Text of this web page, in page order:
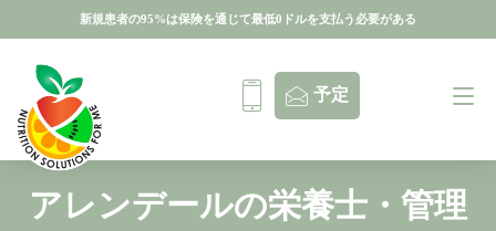
新規患者の95%は保険を通じて最低0ドルを支払う必要がある
新規患者の95%は保険を通じて最低0ドルを支払う必要がある
予定
アレンデールの栄養士・管理